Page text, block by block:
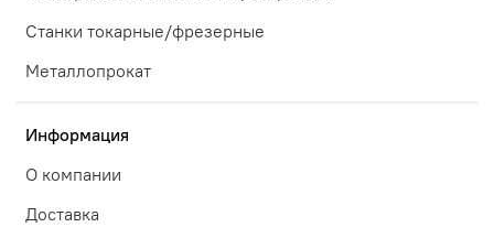
Станки токарные/фрезерные
Металлопрокат
Информация
О компании
Доставка